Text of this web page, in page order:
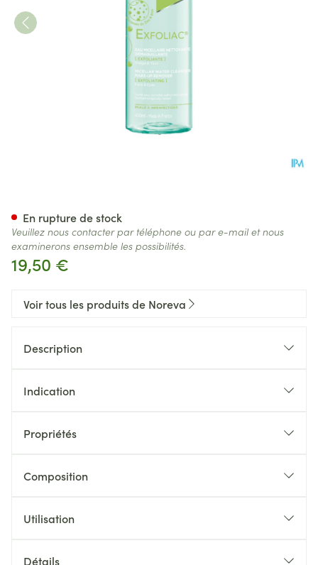
19,50 €
En rupture de stock
Veuillez nous contacter par téléphone ou par e-mail et nous
examinerons ensemble les possibilités.
Voir tous les produits de Noreva
Description
Indication
Propriétés
Composition
Utilisation
Détails